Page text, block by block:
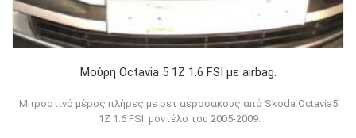
Μούρη Octavia 5 1Ζ 1.6 FSI με airbag.
Μπροστινό μέρος πλήρες με σετ αεροσακους από Skoda Octavia5
1Z 1.6 FSI μοντέλο του 2005-2009.